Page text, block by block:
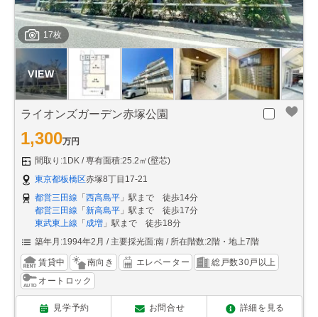
17枚
ライオンズガーデン赤塚公園
1,300万円
間取り:1DK
専有面積:25.2㎡(壁芯)
東京都板橋区赤塚8丁目17-21
都営三田線 「 西高島平 」駅まで 徒歩14分
都営三田線 「 新高島平 」駅まで 徒歩17分
東武東上線 「 成増 」駅まで 徒歩18分
築年月:1994年2月
主要採光面:南 所在階数:2階・地上7階
賃貸中 南向き エレベーター
総戸数30戸以上
オートロック
見学予約 お問合せ 詳細を見る